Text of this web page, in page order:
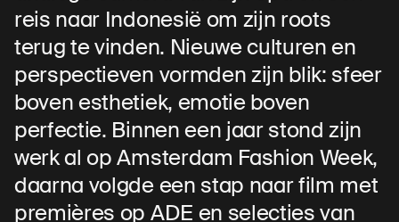
reis naar Indonesië om zijn roots
terug te vinden. Nieuwe culturen en
perspectieven vormden zijn blik: sfeer
boven esthetiek, emotie boven
perfectie. Binnen een jaar stond zijn
werk al op Amsterdam Fashion Week,
daarna volgde een stap naar film met
premières op ADE en selecties van